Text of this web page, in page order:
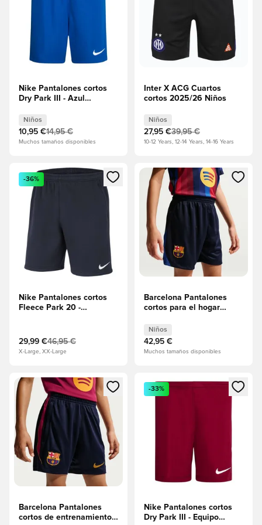
Nike Pantalones cortos
Dry Park III - Azul
Niños
10,95 €14,95 €
Muchos tamaños disponibles
Inter X ACG Cuartos
cortos 2025/26 Niños
Niños
27,95 €39,95 €
10-12 Years, 12-14 Years, 14-16 Years
Abre un modal para iniciar sesión o registrarse como
-36%
Nike Pantalones cortos
Fleece Park 20 -
29,99 €46,95 €
X-Large, XX-Large
Abre un modal para iniciar
Barcelona Pantalones
cortos para el hogar
Niños
42,95 €
Muchos tamaños disponibles
Abre un modal para iniciar sesión o registrarse como
Barcelona Pantalones
cortos de entrenamiento
Abre un modal para iniciar
-33%
Nike Pantalones cortos
Dry Park III - Equipo